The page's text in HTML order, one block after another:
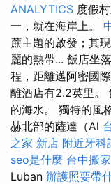
ANALYTICS 度假
一，就在海岸上。
蔗主題的啟發；其
麗的熱帶... 飯店坐
程，距離邁阿密國
離酒店有2.2英里。
的海水。 獨特的風
赫北部的薩達（Al
之家 新店 附近牙科
seo是什麼 台中搬
Luban 辦護照要帶